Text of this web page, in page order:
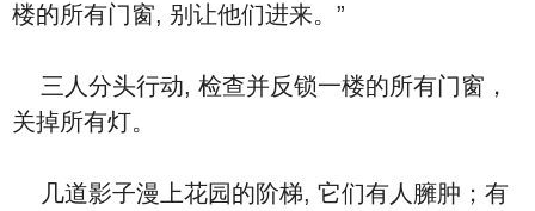
楼的所有门窗, 别让他们进来。”
三人分头行动, 检查并反锁一楼的所有门窗，
关掉所有灯。
几道影子漫上花园的阶梯, 它们有人臃肿；有